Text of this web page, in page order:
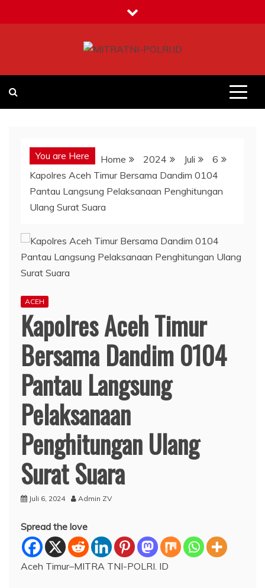
to
You are Here Home 2024 Juli
6
Kapolres Aceh Timur Bersama Dandim 0104
Pantau Langsung Pelaksanaan Penghitungan
Ulang Surat Suara
ACEH
Kapolres Aceh Timur
Bersama Dandim 0104
Pantau Langsung
Pelaksanaan
Penghitungan Ulang
Surat Suara
Juli 6, 2024 Admin ZV
Spread the love
Aceh Timur–MITRA TNI-POLRI. ID